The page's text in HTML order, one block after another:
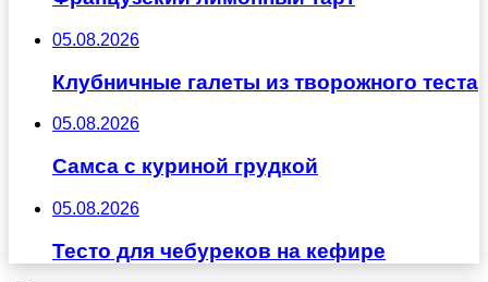
05.08.2026
Клубничные галеты из творожного теста
05.08.2026
Самса с куриной грудкой
05.08.2026
Тесто для чебуреков на кефире